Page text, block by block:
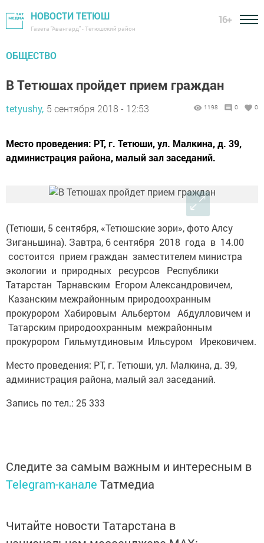
НОВОСТИ ТЕТЮШ
Газета "Авангард" - Тетюшский район
16+
ОБЩЕСТВО
В Тетюшах пройдет прием граждан
tetyushy, 5 сентября 2018 - 12:53 1198 0 0
Место проведения: РТ, г. Тетюши, ул. Малкина, д. 39,
администрация района, малый зал заседаний.
(Тетюши, 5 сентября, «Тетюшские зори», фото Алсу
Зиганьшина). Завтра, 6 сентября 2018 года в 14.00
состоится прием граждан заместителем министра
экологии и природных ресурсов Республики
Татарстан Тарнавским Егором Александровичем,
Казанским межрайонным природоохранным
прокурором Хабировым Альбертом Абдулловичем и
Татарским природоохранным межрайонным
прокурором Гильмутдиновым Ильсуром Ирековичем.
Место проведения: РТ, г. Тетюши, ул. Малкина, д. 39,
администрация района, малый зал заседаний.
Запись по тел.: 25 333
Следите за самым важным и интересным в
Telegram-канале Татмедиа
Читайте новости Татарстана в